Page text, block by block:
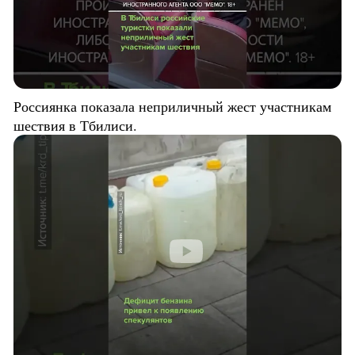
Россиянка показала неприличный жест участникам
шествия в Тбилиси.